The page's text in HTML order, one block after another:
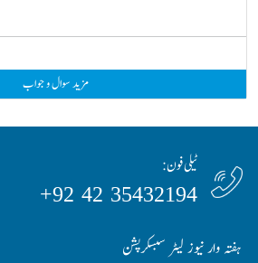
مزید سوال و جواب
ٹیلی فون:
35432194 42 92+
ہفتہ وار نیوز لیٹر سبسکرپشن